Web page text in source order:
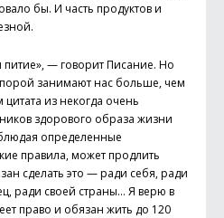
бы. И часть продуктов и
— говорит Писание. Но
занимают нас больше, чем
из некогда очень
здорового образа жизни
определенные
правила, может продлить
сделать это — ради себя, ради
ради своей страны… Я верю в
право и обязан жить до 120